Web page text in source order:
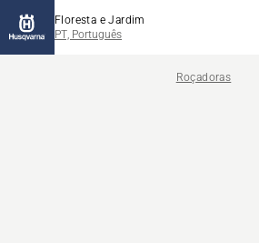
Floresta e Jardim
PT, Português
Roçadoras